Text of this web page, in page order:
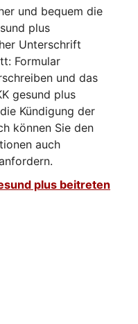
und bequem die
plus
Unterschrift
Formular
und das
gesund plus
Kündigung der
können Sie den
auch
plus beitreten